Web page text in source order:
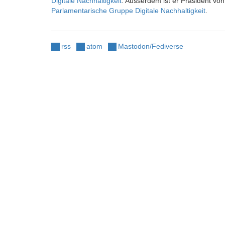
Parlamentarische Gruppe Digitale Nachhaltigkeit
rss atom Mastodon/Fediverse